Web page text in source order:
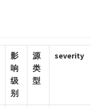
影
响
级
别
源
类
型
severity